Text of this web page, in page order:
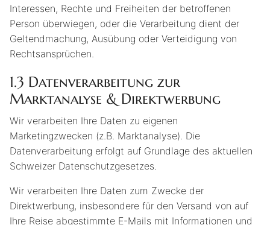
Interessen, Rechte und Freiheiten der betroffenen
Person überwiegen, oder die Verarbeitung dient der
Geltendmachung, Ausübung oder Verteidigung von
Rechtsansprüchen.
1.3 Datenverarbeitung zur
Marktanalyse & Direktwerbung
Wir verarbeiten Ihre Daten zu eigenen
Marketingzwecken (z.B. Marktanalyse). Die
Datenverarbeitung erfolgt auf Grundlage des aktuellen
Schweizer Datenschutzgesetzes.
Wir verarbeiten Ihre Daten zum Zwecke der
Direktwerbung, insbesondere für den Versand von auf
Ihre Reise abgestimmte E-Mails mit Informationen und